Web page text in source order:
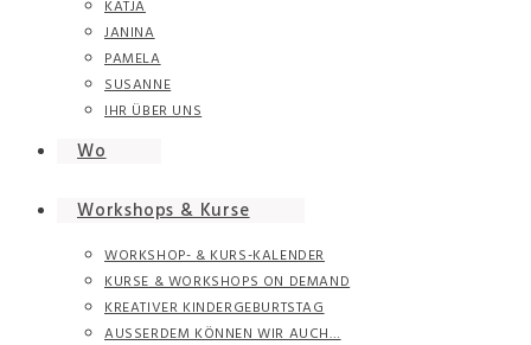
KATJA
JANINA
PAMELA
SUSANNE
IHR ÜBER UNS
Wo
Workshops & Kurse
WORKSHOP- & KURS-KALENDER
KURSE & WORKSHOPS ON DEMAND
KREATIVER KINDERGEBURTSTAG
AUSSERDEM KÖNNEN WIR AUCH…